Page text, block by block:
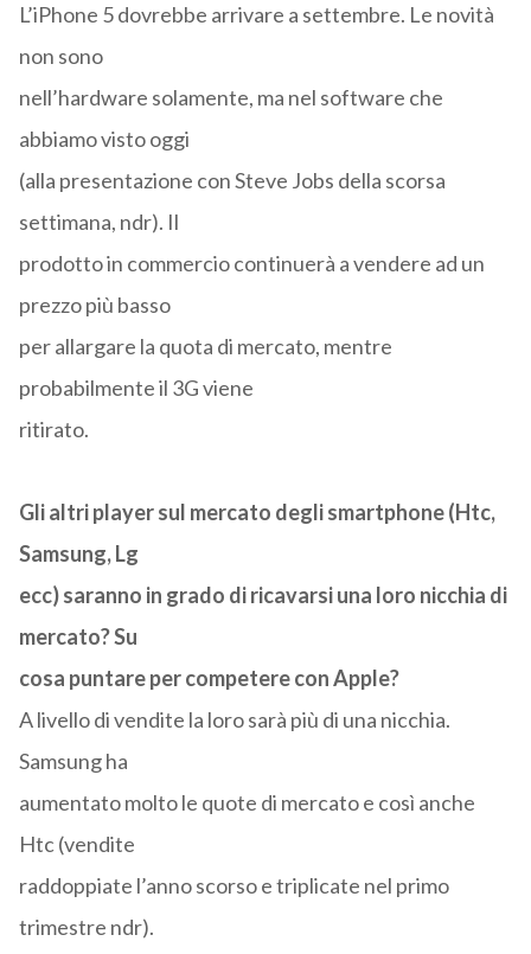
L’iPhone 5 dovrebbe arrivare a settembre. Le novità
non sono
nell’hardware solamente, ma nel software che
abbiamo visto oggi
(alla presentazione con Steve Jobs della scorsa
settimana, ndr). Il
prodotto in commercio continuerà a vendere ad un
prezzo più basso
per allargare la quota di mercato, mentre
probabilmente il 3G viene
ritirato.
Gli altri player sul mercato degli smartphone (Htc,
Samsung, Lg
ecc) saranno in grado di ricavarsi una loro nicchia di
mercato? Su
cosa puntare per competere con Apple?
A livello di vendite la loro sarà più di una nicchia.
Samsung ha
aumentato molto le quote di mercato e così anche
Htc (vendite
raddoppiate l’anno scorso e triplicate nel primo
trimestre ndr).